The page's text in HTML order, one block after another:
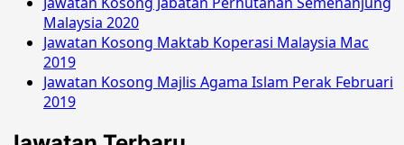
Malaysia 2020
Jawatan Kosong Maktab Koperasi Malaysia Mac
2019
Jawatan Kosong Majlis Agama Islam Perak Februari
2019